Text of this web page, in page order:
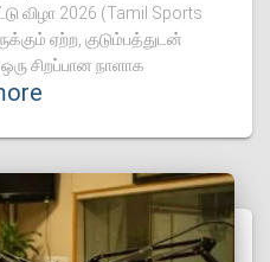
விழா 2026 (Tamil Sports
ஏற்ற, குடும்பத்துடன்
சிறப்பான நாளாக